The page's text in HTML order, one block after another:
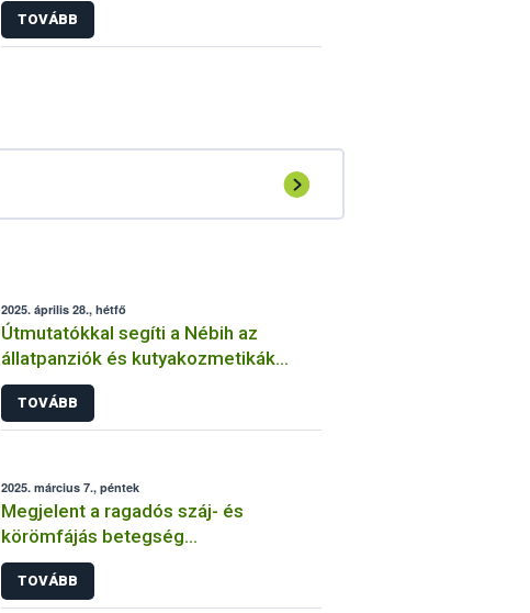
TOVÁBB
2025. április 28., hétfő
Útmutatókkal segíti a Nébih az
állatpanziók és kutyakozmetikák
működtetését
TOVÁBB
2025. március 7., péntek
Megjelent a ragadós száj- és
körömfájás betegség
Magyarországon
TOVÁBB